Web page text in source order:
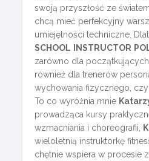
swoją przyszłość ze
chcą mieć perfekcyjny
umiejętności techniczne.
SCHOOL
INSTRUCTOR
zarówno dla
również dla trenerów
wychowania fizycznego,
To co wyróżnia mnie
prowadząca kursy
wzmacniania i choreografii,
wieloletnią instruktorkę
chętnie wspiera w procesie